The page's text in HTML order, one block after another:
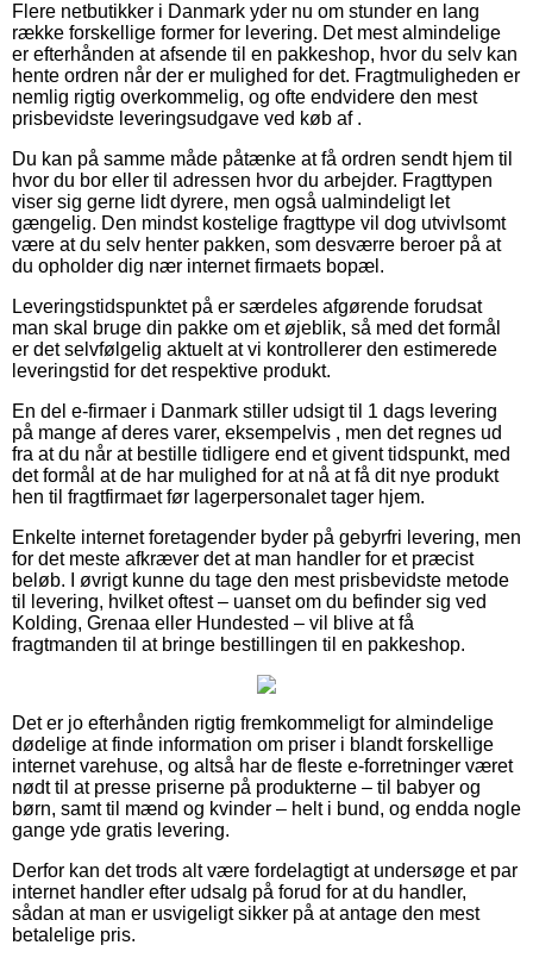
Flere netbutikker i Danmark yder nu om stunder en lang
række forskellige former for levering. Det mest almindelige
er efterhånden at afsende til en pakkeshop, hvor du selv kan
hente ordren når der er mulighed for det. Fragtmuligheden er
nemlig rigtig overkommelig, og ofte endvidere den mest
prisbevidste leveringsudgave ved køb af .
Du kan på samme måde påtænke at få ordren sendt hjem til
hvor du bor eller til adressen hvor du arbejder. Fragttypen
viser sig gerne lidt dyrere, men også ualmindeligt let
gængelig. Den mindst kostelige fragttype vil dog utvivlsomt
være at du selv henter pakken, som desværre beroer på at
du opholder dig nær internet firmaets bopæl.
Leveringstidspunktet på er særdeles afgørende forudsat
man skal bruge din pakke om et øjeblik, så med det formål
er det selvfølgelig aktuelt at vi kontrollerer den estimerede
leveringstid for det respektive produkt.
En del e-firmaer i Danmark stiller udsigt til 1 dags levering
på mange af deres varer, eksempelvis , men det regnes ud
fra at du når at bestille tidligere end et givent tidspunkt, med
det formål at de har mulighed for at nå at få dit nye produkt
hen til fragtfirmaet før lagerpersonalet tager hjem.
Enkelte internet foretagender byder på gebyrfri levering, men
for det meste afkræver det at man handler for et præcist
beløb. I øvrigt kunne du tage den mest prisbevidste metode
til levering, hvilket oftest – uanset om du befinder sig ved
Kolding, Grenaa eller Hundested – vil blive at få
fragtmanden til at bringe bestillingen til en pakkeshop.
Det er jo efterhånden rigtig fremkommeligt for almindelige
dødelige at finde information om priser i blandt forskellige
internet varehuse, og altså har de fleste e-forretninger været
nødt til at presse priserne på produkterne – til babyer og
børn, samt til mænd og kvinder – helt i bund, og endda nogle
gange yde gratis levering.
Derfor kan det trods alt være fordelagtigt at undersøge et par
internet handler efter udsalg på forud for at du handler,
sådan at man er usvigeligt sikker på at antage den mest
betalelige pris.